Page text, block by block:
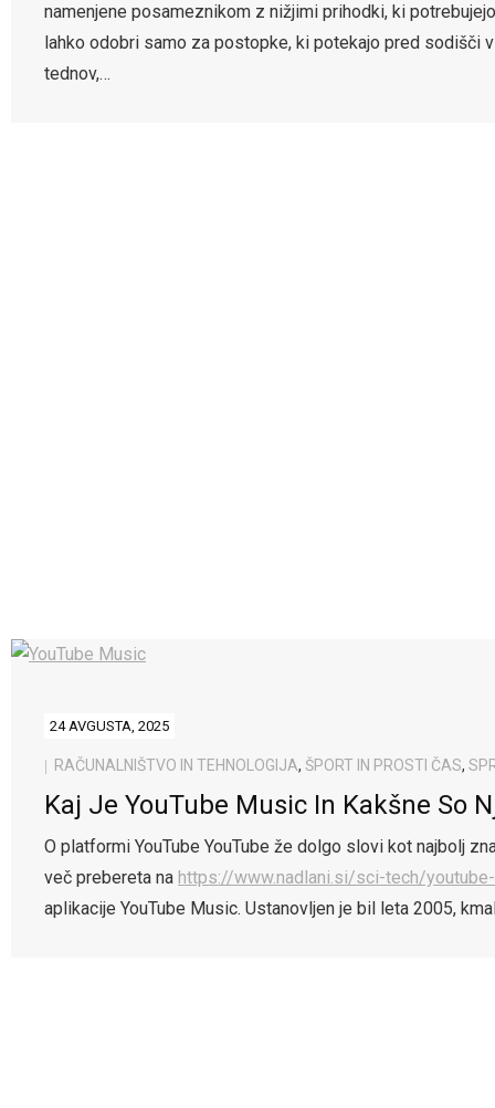
namenjene posameznikom z nižjimi prihodki, ki
lahko odobri samo za postopke, ki potekajo pred
tednov,…
24 AVGUSTA, 2025
RAČUNALNIŠTVO IN TEHNOLOGIJA, ŠPORT IN PROSTI ČAS,
Kaj Je YouTube Music In Kakšne So
O platformi YouTube YouTube že dolgo slovi kot najbolj
več prebereta na https://www.nadlani.si/sci-tech/
aplikacije YouTube Music. Ustanovljen je bil leta 2005,